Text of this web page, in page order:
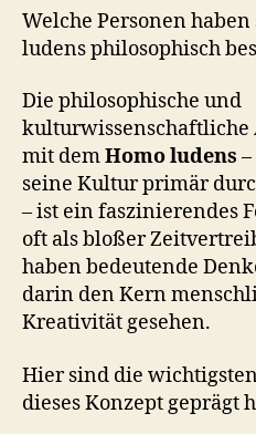
Welche Personen
ludens philosophisch
Die philosophische und
kulturwissenschaftliche
mit demHomo ludens
seine Kultur primär
– ist ein faszinierendes
oft als bloßer
haben bedeutende
darin den Kern
Kreativität gesehen.
Hier sind die
dieses Konzept geprägt